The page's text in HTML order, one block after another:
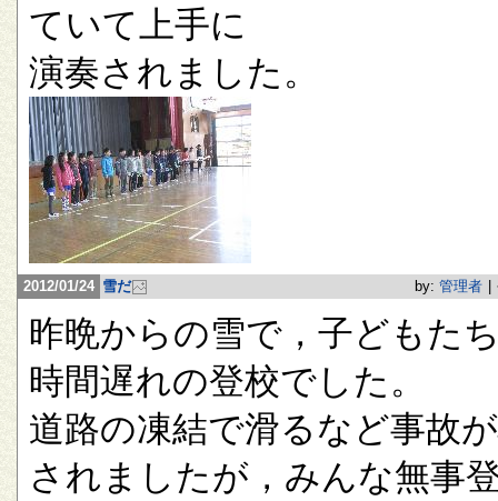
ていて上手に
演奏されました。
2012/01/24 雪だ by: 管理者
昨晩からの雪で，子どもた
時間遅れの登校でした。
道路の凍結で滑るなど事故
されましたが，みんな無事